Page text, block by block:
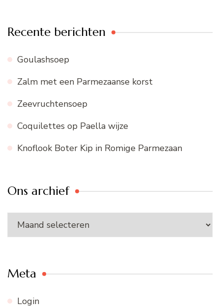
Recente berichten
Goulashsoep
Zalm met een Parmezaanse korst
Zeevruchtensoep
Coquilettes op Paella wijze
Knoflook Boter Kip in Romige Parmezaan
Ons archief
Ons
archief
Meta
Login